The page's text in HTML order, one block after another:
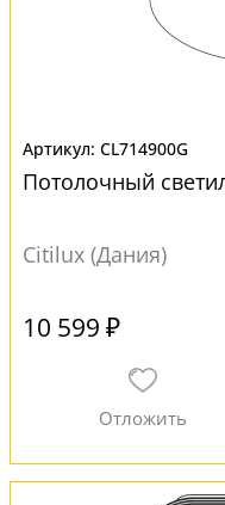
CL714900G
Потолочный
Citilux (Дания)
10 599 ₽